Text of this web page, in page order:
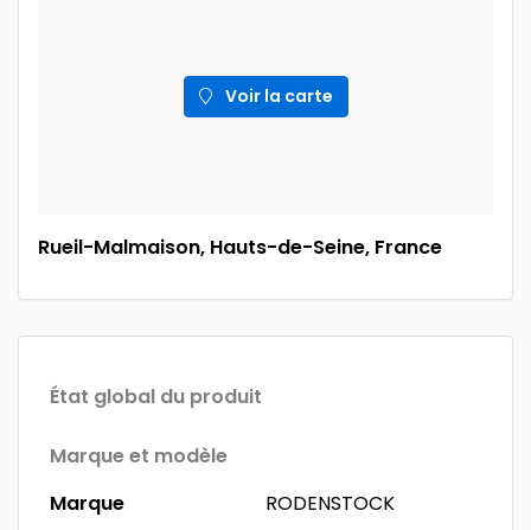
Voir la carte
Rueil-Malmaison, Hauts-de-Seine, France
État global du produit
Marque et modèle
Marque
RODENSTOCK